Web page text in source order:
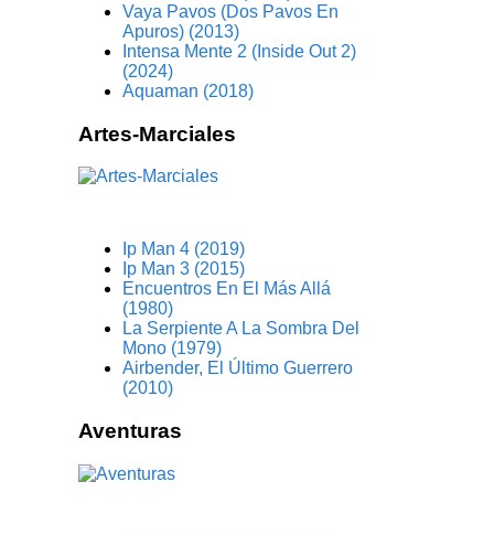
Vaya Pavos (Dos Pavos En
Apuros) (2013)
Intensa Mente 2 (Inside Out 2)
(2024)
Aquaman (2018)
Artes-Marciales
Ip Man 4 (2019)
Ip Man 3 (2015)
Encuentros En El Más Allá
(1980)
La Serpiente A La Sombra Del
Mono (1979)
Airbender, El Último Guerrero
(2010)
Aventuras